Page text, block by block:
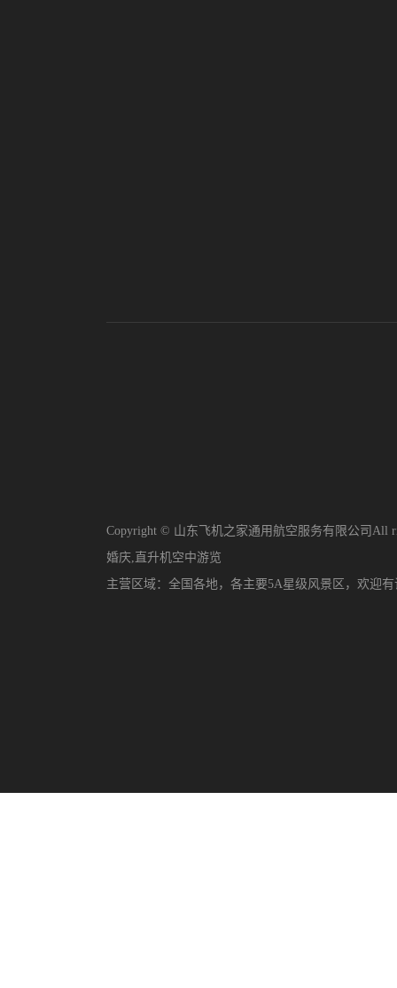
Copyright © 山东飞机之家通用航空服务有限公司All
婚庆, 直升机空中游览
主营区域： 全国各地，各主要5A星级风景区，欢迎